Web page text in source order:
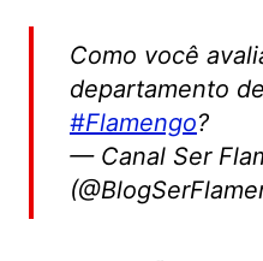
Como você
departamento
#Flamengo?
— Canal Ser